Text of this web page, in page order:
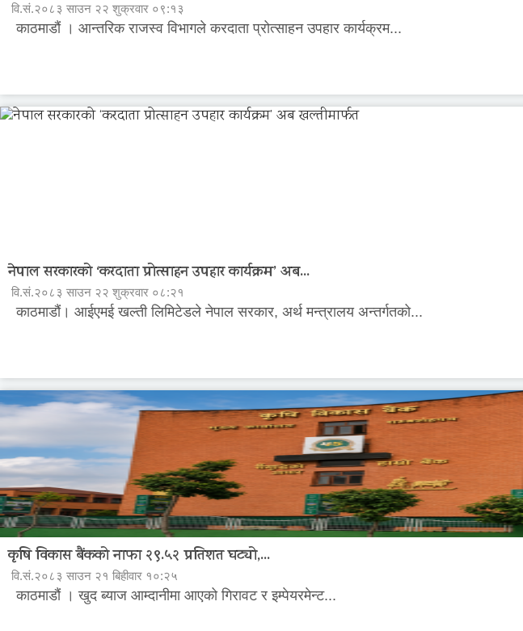
वि.सं.२०८३ साउन २२ शुक्रवार ०९:१३
काठमाडौं । आन्तरिक राजस्व विभागले करदाता प्रोत्साहन उपहार कार्यक्रम...
नेपाल सरकारको ‘करदाता प्रोत्साहन उपहार कार्यक्रम’ अब...
वि.सं.२०८३ साउन २२ शुक्रवार ०८:२१
काठमाडौं। आईएमई खल्ती लिमिटेडले नेपाल सरकार, अर्थ मन्त्रालय अन्तर्गतको...
कृषि विकास बैंकको नाफा २९.५२ प्रतिशत घट्यो,...
वि.सं.२०८३ साउन २१ बिहीवार १०:२५
काठमाडौं । खुद ब्याज आम्दानीमा आएको गिरावट र इम्पेयरमेन्ट...